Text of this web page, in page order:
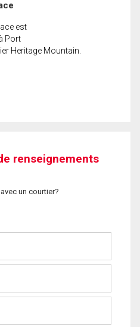
est
Port
Heritage Mountain.
renseignements
un courtier?